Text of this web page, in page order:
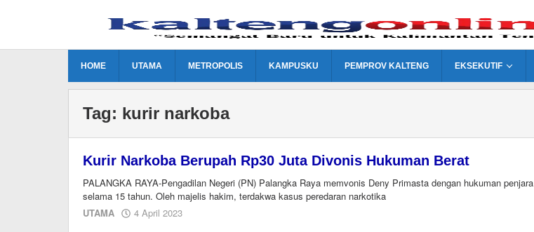
HOME UTAMA METROPOLIS KAMPUSKU PEMPROV KALTENG EKSEKUTIF
Tag: kurir narkoba
Kurir Narkoba Berupah Rp30 Juta Divonis Hukuman Berat
PALANGKA RAYA-Pengadilan Negeri (PN) Palangka Raya memvonis Deny Primasta dengan hukuman penjara
selama 15 tahun. Oleh majelis hakim, terdakwa kasus peredaran narkotika
UTAMA
4 April 2023